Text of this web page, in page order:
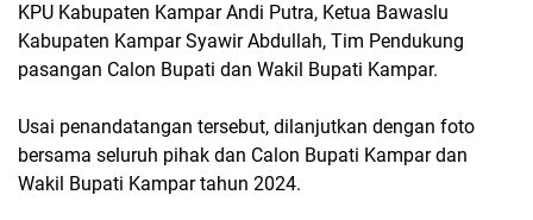
KPU Kabupaten Kampar Andi Putra, Ketua Bawaslu
Kabupaten Kampar Syawir Abdullah, Tim Pendukung
pasangan Calon Bupati dan Wakil Bupati Kampar.
Usai penandatangan tersebut, dilanjutkan dengan foto
bersama seluruh pihak dan Calon Bupati Kampar dan
Wakil Bupati Kampar tahun 2024.